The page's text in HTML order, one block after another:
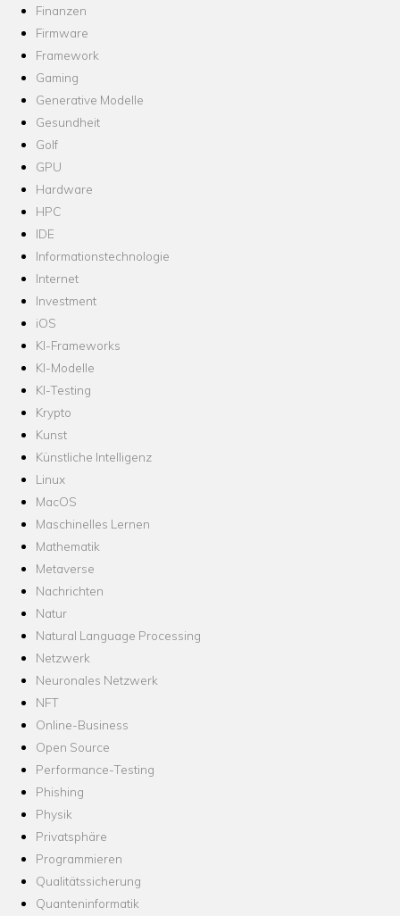
Finanzen
Firmware
Framework
Gaming
Generative Modelle
Gesundheit
Golf
GPU
Hardware
HPC
IDE
Informationstechnologie
Internet
Investment
iOS
KI-Frameworks
KI-Modelle
KI-Testing
Krypto
Kunst
Künstliche Intelligenz
Linux
MacOS
Maschinelles Lernen
Mathematik
Metaverse
Nachrichten
Natur
Natural Language Processing
Netzwerk
Neuronales Netzwerk
NFT
Online-Business
Open Source
Performance-Testing
Phishing
Physik
Privatsphäre
Programmieren
Qualitätssicherung
Quanteninformatik